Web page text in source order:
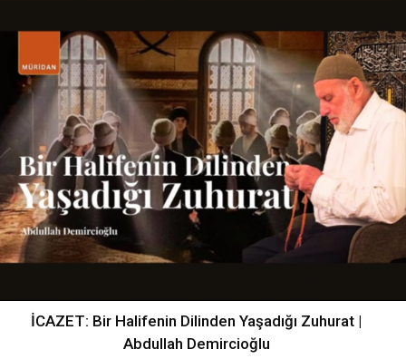
İCAZET: Bir Halifenin Dilinden Yaşadığı Zuhurat |
Abdullah Demircioğlu